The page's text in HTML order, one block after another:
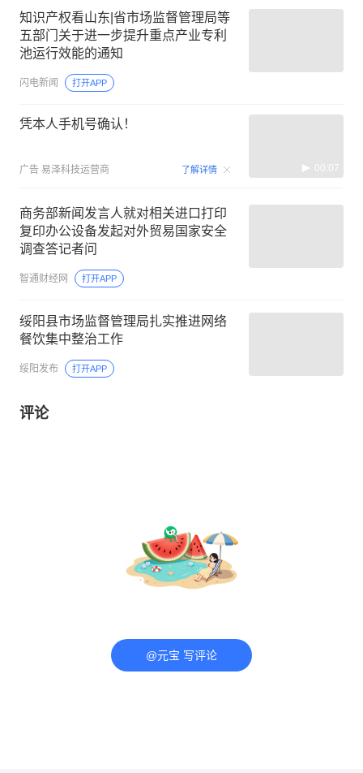
知识产权看山东|省市场监督管理局等
五部门关于进一步提升重点产业专利
池运行效能的通知
闪电新闻 打开APP
凭本人手机号确认！
广告 易泽科技运营商 了解详情 00:07
商务部新闻发言人就对相关进口打印
复印办公设备发起对外贸易国家安全
调查答记者问
智通财经网 打开APP
绥阳县市场监督管理局扎实推进网络
餐饮集中整治工作
绥阳发布 打开APP
评论
@元宝 写评论